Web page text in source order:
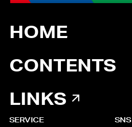
HOME
CONTENTS
LINKS
SERVICE SNS